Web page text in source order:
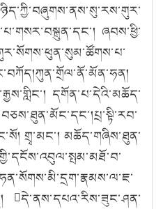
ཞབས་ཕྱི་
དགོན་པ་དེའི་མཆོད་
གྲྭ་མང་། མཆོད་གཞིས་ཐུན་
དེ་ནས་དཔའ་རིས་ཟུང་ཤན་